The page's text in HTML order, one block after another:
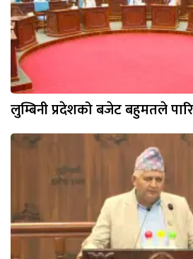
लुम्बिनी प्रदेशको बजेट बहुमतले